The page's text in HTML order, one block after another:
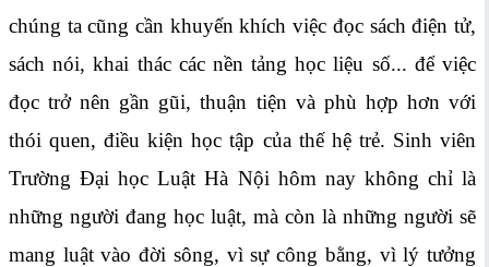
chúng ta cũng cần khuyến khích việc đọc sách điện tử,
sách nói, khai thác các nền tảng học liệu số... để việc
đọc trở nên gần gũi, thuận tiện và phù hợp hơn với
thói quen, điều kiện học tập của thế hệ trẻ. Sinh viên
Trường Đại học Luật Hà Nội hôm nay không chỉ là
những người đang học luật, mà còn là những người sẽ
mang luật vào đời sông, vì sự công bằng, vì lý tưởng